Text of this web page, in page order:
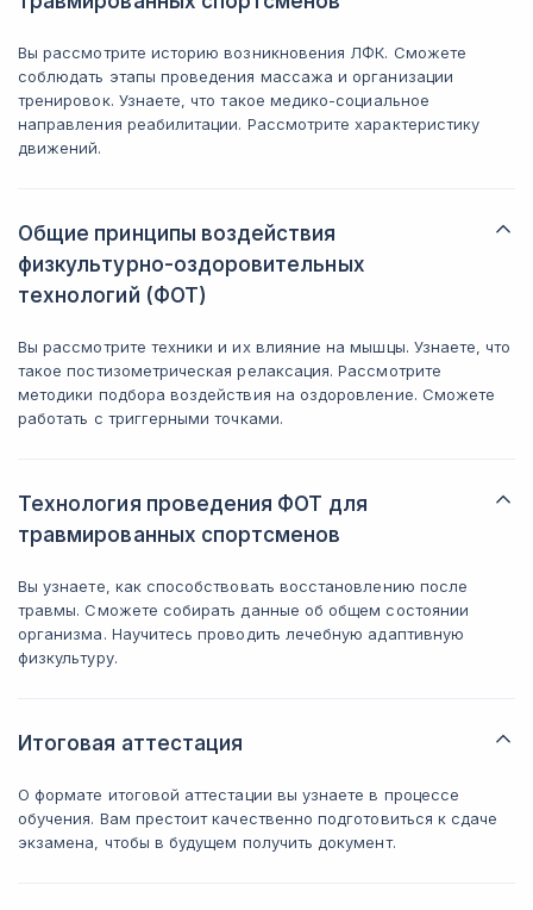
Вы рассмотрите историю возникновения ЛФК. Сможете
соблюдать этапы проведения массажа и организации
тренировок. Узнаете, что такое медико-социальное
направления реабилитации. Рассмотрите характеристику
движений.
Общие принципы воздействия
физкультурно-оздоровительных
технологий (ФОТ)
Вы рассмотрите техники и их влияние на мышцы. Узнаете, что
такое постизометрическая релаксация. Рассмотрите
методики подбора воздействия на оздоровление. Сможете
работать с триггерными точками.
Технология проведения ФОТ для
травмированных спортсменов
Вы узнаете, как способствовать восстановлению после
травмы. Сможете собирать данные об общем состоянии
организма. Научитесь проводить лечебную адаптивную
физкультуру.
Итоговая аттестация
О формате итоговой аттестации вы узнаете в процессе
обучения. Вам престоит качественно подготовиться к сдаче
экзамена, чтобы в будущем получить документ.